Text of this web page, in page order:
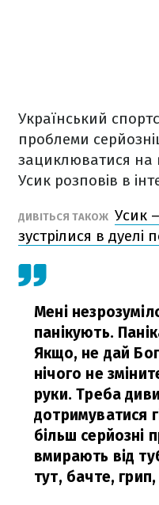
Український
проблеми
зациклюватися на
Усик розповів в
ДИВІТЬСЯ ТАКОЖ Усик
зустрілися в дуелі
Мені
панікують.
Якщо, не дай
нічого не
руки. Треба
дотримуватися
більш серйозні
вмирають від
тут, бачте, грип,